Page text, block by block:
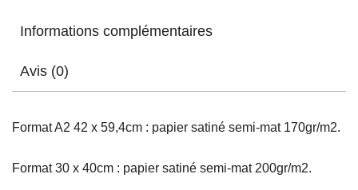
Informations complémentaires
Avis (0)
Format A2 42 x 59,4cm : papier satiné semi-mat 170gr/m2.
Format 30 x 40cm : papier satiné semi-mat 200gr/m2.